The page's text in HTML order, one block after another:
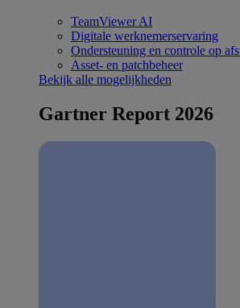
TeamViewer AI
Digitale werknemerservaring
Ondersteuning en controle op
Asset- en patchbeheer
Bekijk alle mogelijkheden
Gartner Report 2026